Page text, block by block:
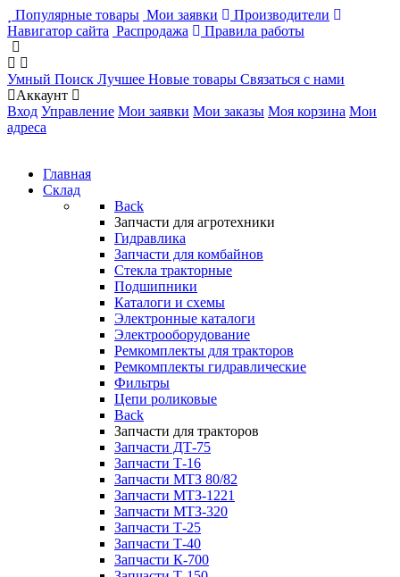
Популярные товары Мои заявки
Производители
Навигатор сайта Распродажа Правила работы
Умный Поиск Лучшее Новые товары Связаться с нами
Аккаунт
Вход Управление Мои заявки Мои заказы Моя корзина Мои
адреса
Главная
Склад
Back
Запчасти для агротехники
Гидравлика
Запчасти для комбайнов
Стекла тракторные
Подшипники
Каталоги и схемы
Электронные каталоги
Электрооборудование
Ремкомплекты для тракторов
Ремкомплекты гидравлические
Фильтры
Цепи роликовые
Back
Запчасти для тракторов
Запчасти ДТ-75
Запчасти Т-16
Запчасти МТЗ 80/82
Запчасти МТЗ-1221
Запчасти МТЗ-320
Запчасти Т-25
Запчасти Т-40
Запчасти К-700